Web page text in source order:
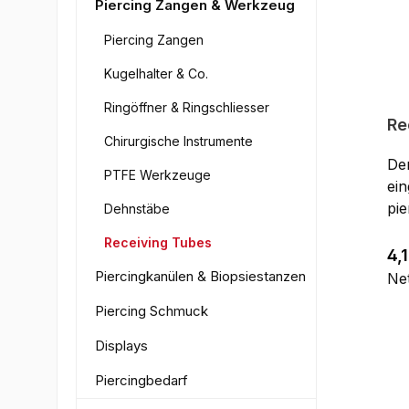
Piercing Zangen & Werkzeug
Piercing Zangen
Kugelhalter & Co.
Ringöffner & Ringschliesser
Chirurgische Instrumente
PTFE Werkzeuge
Dehnstäbe
Receiving Tubes
Piercingkanülen & Biopsiestanzen
Piercing Schmuck
Displays
Piercingbedarf